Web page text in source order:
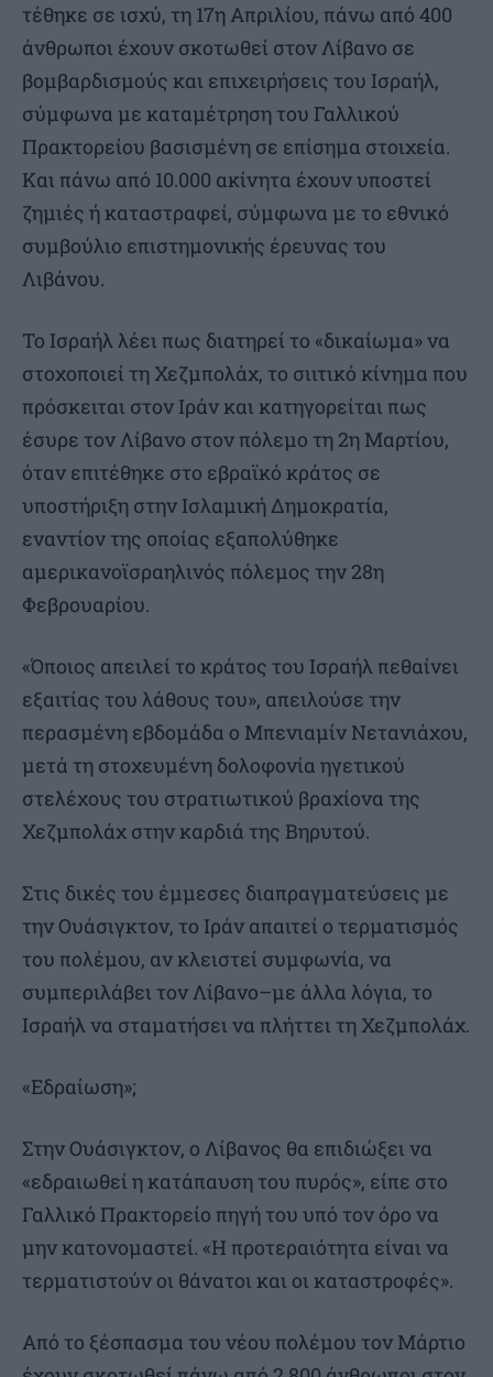
τέθηκε σε ισχύ, τη 17η Απριλίου, πάνω από 400
άνθρωποι έχουν σκοτωθεί στον Λίβανο σε
βομβαρδισμούς και επιχειρήσεις του Ισραήλ,
σύμφωνα με καταμέτρηση του Γαλλικού
Πρακτορείου βασισμένη σε επίσημα στοιχεία.
Και πάνω από 10.000 ακίνητα έχουν υποστεί
ζημιές ή καταστραφεί, σύμφωνα με το εθνικό
συμβούλιο επιστημονικής έρευνας του
Λιβάνου.
Το Ισραήλ λέει πως διατηρεί το «δικαίωμα» να
στοχοποιεί τη Χεζμπολάχ, το σιιτικό κίνημα που
πρόσκειται στον Ιράν και κατηγορείται πως
έσυρε τον Λίβανο στον πόλεμο τη 2η Μαρτίου,
όταν επιτέθηκε στο εβραϊκό κράτος σε
υποστήριξη στην Ισλαμική Δημοκρατία,
εναντίον της οποίας εξαπολύθηκε
αμερικανοϊσραηλινός πόλεμος την 28η
Φεβρουαρίου.
«Όποιος απειλεί το κράτος του Ισραήλ πεθαίνει
εξαιτίας του λάθους του», απειλούσε την
περασμένη εβδομάδα ο Μπενιαμίν Νετανιάχου,
μετά τη στοχευμένη δολοφονία ηγετικού
στελέχους του στρατιωτικού βραχίονα της
Χεζμπολάχ στην καρδιά της Βηρυτού.
Στις δικές του έμμεσες διαπραγματεύσεις με
την Ουάσιγκτον, το Ιράν απαιτεί ο τερματισμός
του πολέμου, αν κλειστεί συμφωνία, να
συμπεριλάβει τον Λίβανο–με άλλα λόγια, το
Ισραήλ να σταματήσει να πλήττει τη Χεζμπολάχ.
«Εδραίωση»;
Στην Ουάσιγκτον, ο Λίβανος θα επιδιώξει να
«εδραιωθεί η κατάπαυση του πυρός», είπε στο
Γαλλικό Πρακτορείο πηγή του υπό τον όρο να
μην κατονομαστεί. «Η προτεραιότητα είναι να
τερματιστούν οι θάνατοι και οι καταστροφές».
Από το ξέσπασμα του νέου πολέμου τον Μάρτιο